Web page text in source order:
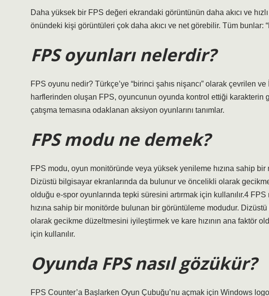
Daha yüksek bir FPS değeri ekrandaki görüntünün daha akıcı ve
önündeki kişi görüntüleri çok daha akıcı ve net görebilir. Tüm bunlar:
FPS oyunları nelerdir?
FPS oyunu nedir? Türkçe’ye “birinci şahıs nişancı” olarak çevrilen
harflerinden oluşan FPS, oyuncunun oyunda kontrol ettiği karakterin
çatışma temasına odaklanan aksiyon oyunlarını tanımlar.
FPS modu ne demek?
FPS modu, oyun monitöründe veya yüksek yenileme hızına sahip
Dizüstü bilgisayar ekranlarında da bulunur ve öncelikli olarak
olduğu e-spor oyunlarında tepki süresini artırmak için kullanılır.4
hızına sahip bir monitörde bulunan bir görüntüleme modudur.
olarak gecikme düzeltmesini iyileştirmek ve kare hızının ana faktör
için kullanılır.
Oyunda FPS nasıl gözükür?
FPS Counter’a Başlarken Oyun Çubuğu’nu açmak için Windows